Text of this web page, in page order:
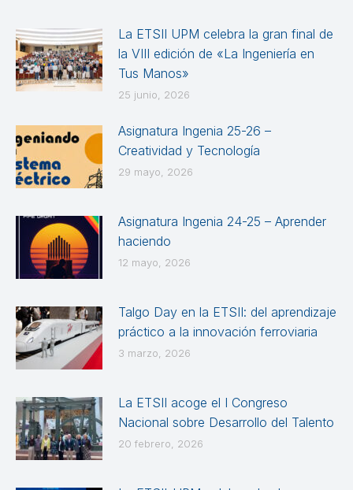
La ETSII UPM celebra la gran final de
la VIII edición de «La Ingeniería en
Tus Manos»
25 junio, 2026
Asignatura Ingenia 25-26 –
Creatividad y Tecnología
29 mayo, 2026
Asignatura Ingenia 24-25 – Aprender
haciendo
12 mayo, 2026
Talgo Day en la ETSII: del aprendizaje
práctico a la innovación ferroviaria
3 marzo, 2026
La ETSII acoge el I Congreso
Nacional sobre Desarrollo del Talento
20 febrero, 2026